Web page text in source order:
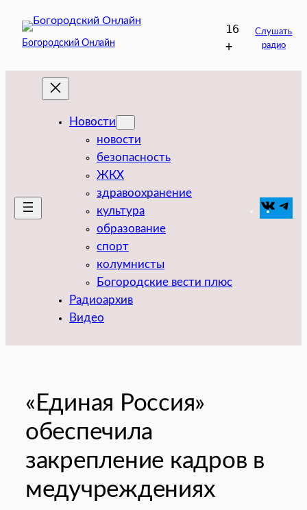
содержимому
Богородский Онлайн
16
+
Слушать
радио
Новости
новости
безопасность
ЖКХ
здравоохранение
культура
образование
спорт
колумнисты
Богородские вести плюс
Радиоархив
Видео
VK
«Единая Россия»
обеспечила
закрепление кадров в
медучреждениях